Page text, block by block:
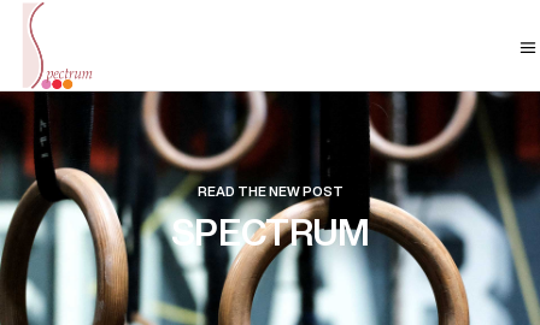
READ THE NEW POST
SPECTRUM